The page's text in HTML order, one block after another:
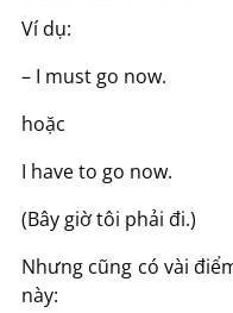
Ví dụ:
– I must go now.
hoặc
I have to go now.
(Bây giờ tôi phải đi.)
Nhưng cũng có vài
này: